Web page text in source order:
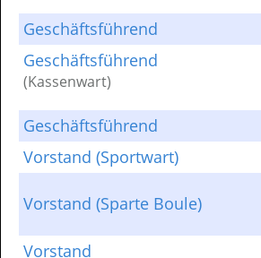
Geschäftsführend
Geschäftsführend
(Kassenwart)
Geschäftsführend
Vorstand (Sportwart)
Vorstand (Sparte Boule)
Vorstand